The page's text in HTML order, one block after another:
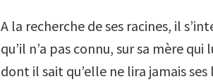
A la recherche de ses racines, il
qu’il n’a pas connu, sur sa mère
dont il sait qu’elle ne lira jamais